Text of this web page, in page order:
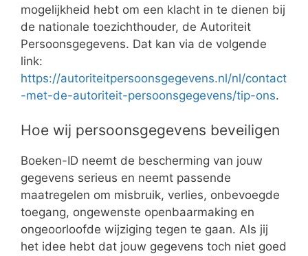
mogelijkheid hebt om een klacht in te dienen bij
de nationale toezichthouder, de Autoriteit
Persoonsgegevens. Dat kan via de volgende
link:
https://autoriteitpersoonsgegevens.nl/nl/contact
-met-de-autoriteit-persoonsgegevens/tip-ons.
Hoe wij persoonsgegevens beveiligen
Boeken-ID neemt de bescherming van jouw
gegevens serieus en neemt passende
maatregelen om misbruik, verlies, onbevoegde
toegang, ongewenste openbaarmaking en
ongeoorloofde wijziging tegen te gaan. Als jij
het idee hebt dat jouw gegevens toch niet goed